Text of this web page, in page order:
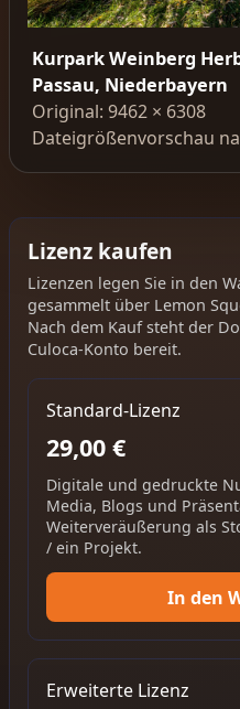
Kurpark Weinberg
Passau, Niederbayern
Original: 9462 × 6308
Dateigrößenvorschau
Lizenz kaufen
Lizenzen legen Sie in den
gesammelt über Lemon
Nach dem Kauf steht der
Culoca-Konto bereit.
Standard-Lizenz
29,00 €
Digitale und gedruckte
Media, Blogs und
Weiterveräußerung als
/ ein Projekt.
In den
Erweiterte Lizenz